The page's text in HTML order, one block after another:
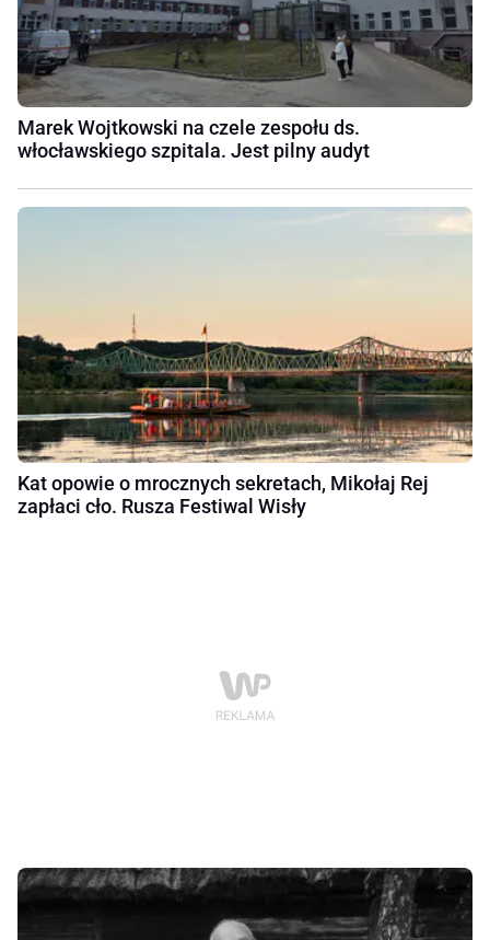
Marek Wojtkowski na czele zespołu ds.
włocławskiego szpitala. Jest pilny audyt
Kat opowie o mrocznych sekretach, Mikołaj Rej
zapłaci cło. Rusza Festiwal Wisły